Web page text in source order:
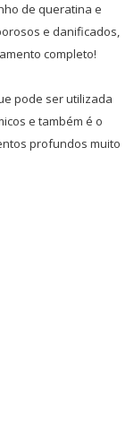
de queratina e
e danificados,
completo!
pode ser utilizada
e também é o
profundos muito